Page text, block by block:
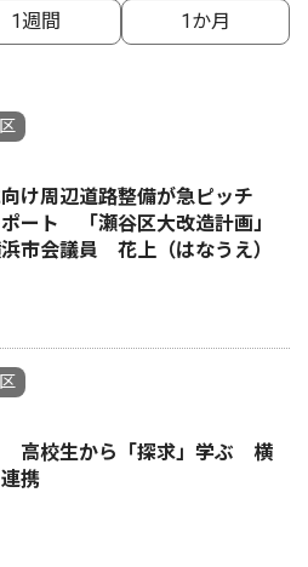
1週間 1か月
け周辺道路整備が急ピッチ
ート 「瀬谷区大改造計画」
市会議員 花上（はなうえ）
高校生から「探求」学ぶ 横
携